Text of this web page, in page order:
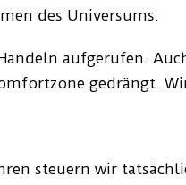
des Universums.
aufgerufen.
gedrängt.
steuern wir